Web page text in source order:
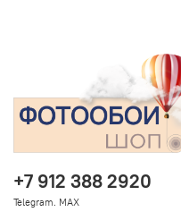
+7 912 388 2920
Telegram. MAX